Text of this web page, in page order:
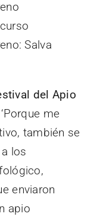
Salva
del Apio
me
también se
los
enviaron
apio